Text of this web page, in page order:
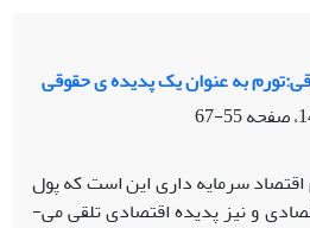
به عنوان یک پدیده ی حقوقی
55-67
اقتصاد سرمایه ­داری این است که پول
و نیز پدیده اقتصادی تلقی می­